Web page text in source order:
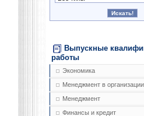
Выпускные
работы
Экономика
Менеджмент в организации
Менеджмент
Финансы и кредит